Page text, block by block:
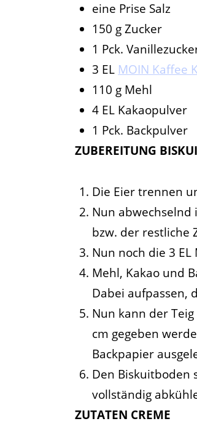
eine Prise Salz
150 g Zucker
1 Pck.
3 EL MOIN Kaffee
110 g Mehl
4 EL Kakaopulver
1 Pck. Backpulver
ZUBEREITUNG
Die Eier trennen
Nun abwechselnd
bzw. der restliche
Nun noch die 3
Mehl, Kakao und
Dabei aufpassen,
Nun kann der
cm gegeben
Backpapier
Den Biskuitboden
vollständig
ZUTATEN CREME